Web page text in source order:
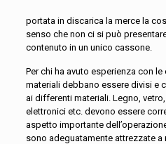
portata in discarica la merce la
senso che non ci si può
contenuto in un unico cassone.
Per chi ha avuto esperienza con
materiali debbano essere divisi e
ai differenti materiali. Legno,
elettronici etc. devono essere
aspetto importante
sono adeguatamente attrezzate a